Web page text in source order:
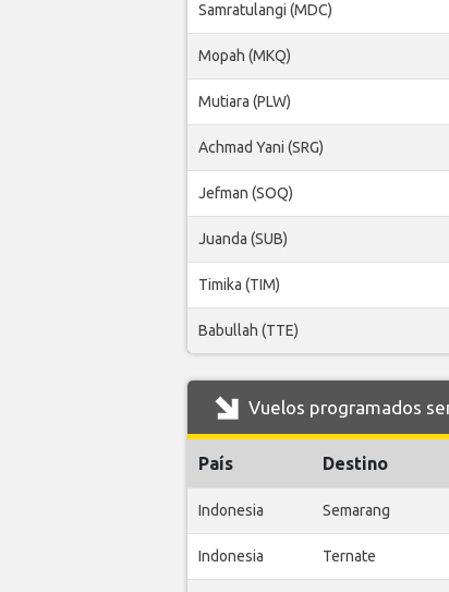
Samratulangi (MDC)
Mopah (MKQ)
Mutiara (PLW)
Achmad Yani (SRG)
Jefman (SOQ)
Juanda (SUB)
Timika (TIM)
Babullah (TTE)
Vuelos programados
País Destino
Indonesia Semarang
Indonesia Ternate